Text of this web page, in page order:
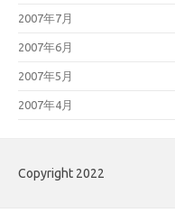
2007年7月
2007年6月
2007年5月
2007年4月
Copyright 2022